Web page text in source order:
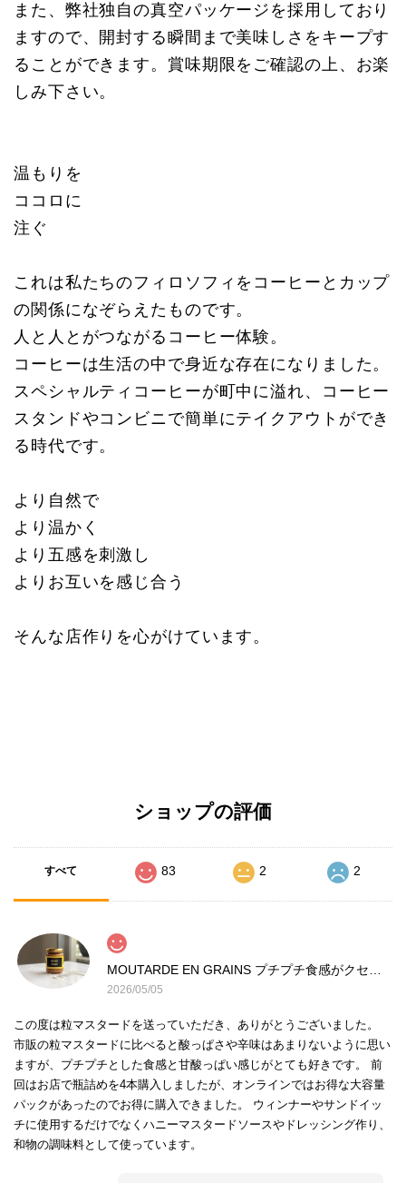
また、弊社独自の真空パッケージを採用しており
ますので、開封する瞬間まで美味しさをキープす
ることができます。賞味期限をご確認の上、お楽
しみ下さい。
温もりを
ココロに
注ぐ
これは私たちのフィロソフィをコーヒーとカップ
の関係になぞらえたものです。
人と人とがつながるコーヒー体験。
コーヒーは生活の中で身近な存在になりました。
スペシャルティコーヒーが町中に溢れ、コーヒー
スタンドやコンビニで簡単にテイクアウトができ
る時代です。
より自然で
より温かく
より五感を刺激し
よりお互いを感じ合う
そんな店作りを心がけています。
ショップの評価
すべて 83 2 2
MOUTARDE EN GRAINS プチプチ食感がクセになる 粒マスタード
2026/05/05
この度は粒マスタードを送っていただき、ありがとうございました。
市販の粒マスタードに比べると酸っぱさや辛味はあまりないように思い
ますが、プチプチとした食感と甘酸っぱい感じがとても好きです。 前
回はお店で瓶詰めを4本購入しましたが、オンラインではお得な大容量
パックがあったのでお得に購入できました。 ウィンナーやサンドイッ
チに使用するだけでなくハニーマスタードソースやドレッシング作り、
和物の調味料として使っています。